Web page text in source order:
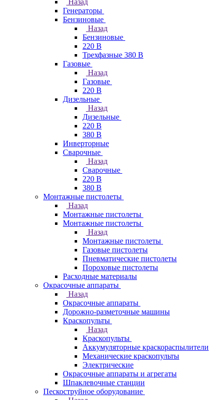
Назад
Генераторы
Бензиновые
Назад
Бензиновые
220 В
Трехфазные 380 В
Газовые
Назад
Газовые
220 В
Дизельные
Назад
Дизельные
220 В
380 В
Инверторные
Сварочные
Назад
Сварочные
220 В
380 В
Монтажные пистолеты
Назад
Монтажные пистолеты
Монтажные пистолеты
Назад
Монтажные пистолеты
Газовые пистолеты
Пневматические пистолеты
Пороховые пистолеты
Расходные материалы
Окрасочные аппараты
Назад
Окрасочные аппараты
Дорожно-разметочные машины
Краскопульты
Назад
Краскопульты
Аккумуляторные краскораспылители
Механические краскопульты
Электрические
Окрасочные аппараты и агрегаты
Шпаклевочные станции
Пескоструйное оборудование